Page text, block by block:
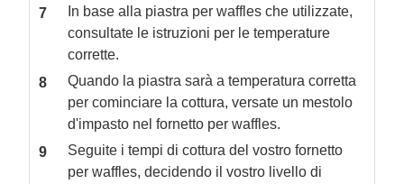
In base alla piastra per waffles che utilizzate,
consultate le istruzioni per le temperature
corrette.
Quando la piastra sarà a temperatura corretta
per cominciare la cottura, versate un mestolo
d'impasto nel fornetto per waffles.
Seguite i tempi di cottura del vostro fornetto
per waffles, decidendo il vostro livello di